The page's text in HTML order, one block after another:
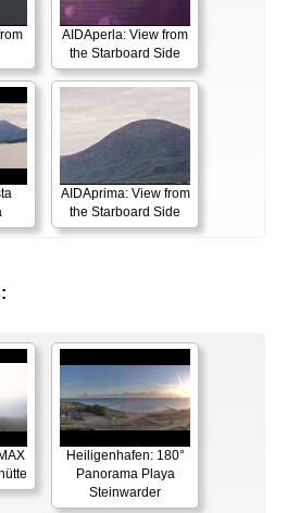
AIDAperla: View from
the Starboard Side
AIDAprima: View from
the Starboard Side
Heiligenhafen: 180°
Panorama Playa
Steinwarder